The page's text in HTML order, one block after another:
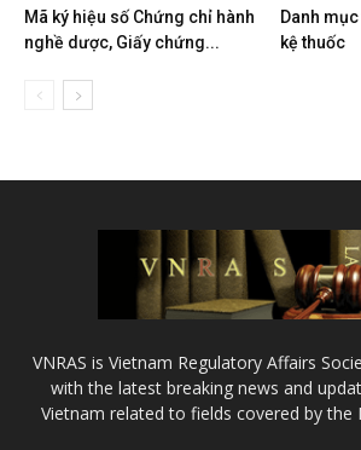
Mã ký hiệu số Chứng chỉ hành
nghề dược, Giấy chứng...
Danh
kệ thuốc
VNRAS is Vietnam Regulatory Affairs
with the latest breaking news and
Vietnam related to fields covered by the